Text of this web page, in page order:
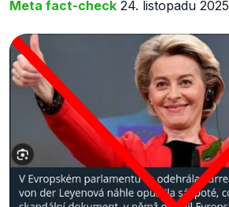
Meta fact-check 24. listopadu 2025